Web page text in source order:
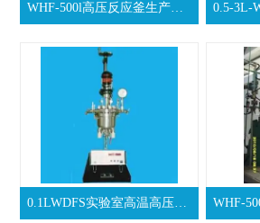
WHF-500l高压反应釜生产报价
0.1LWDFS实验室高温高压釜生产厂家